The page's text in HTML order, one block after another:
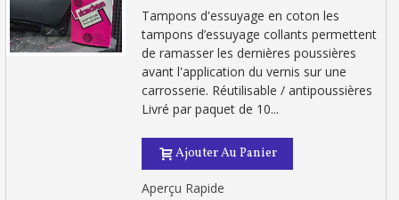
Tampons d'essuyage en coton les
tampons d’essuyage collants permettent
de ramasser les dernières poussières
avant l'application du vernis sur une
carrosserie. Réutilisable / antipoussières
Livré par paquet de 10...
Ajouter Au Panier
Aperçu Rapide